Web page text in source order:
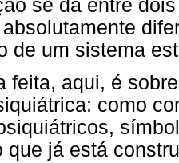
se dá entre
de um sistema
feita, aqui, é
como
que já está